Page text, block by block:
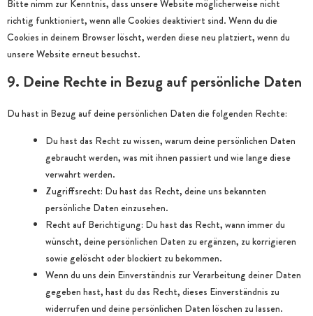
Bitte nimm zur Kenntnis, dass unsere Website möglicherweise nicht
richtig funktioniert, wenn alle Cookies deaktiviert sind. Wenn du die
Cookies in deinem Browser löscht, werden diese neu platziert, wenn du
unsere Website erneut besuchst.
9. Deine Rechte in Bezug auf persönliche Daten
Du hast in Bezug auf deine persönlichen Daten die folgenden Rechte:
Du hast das Recht zu wissen, warum deine persönlichen Daten
gebraucht werden, was mit ihnen passiert und wie lange diese
verwahrt werden.
Zugriffsrecht: Du hast das Recht, deine uns bekannten
persönliche Daten einzusehen.
Recht auf Berichtigung: Du hast das Recht, wann immer du
wünscht, deine persönlichen Daten zu ergänzen, zu korrigieren
sowie gelöscht oder blockiert zu bekommen.
Wenn du uns dein Einverständnis zur Verarbeitung deiner Daten
gegeben hast, hast du das Recht, dieses Einverständnis zu
widerrufen und deine persönlichen Daten löschen zu lassen.